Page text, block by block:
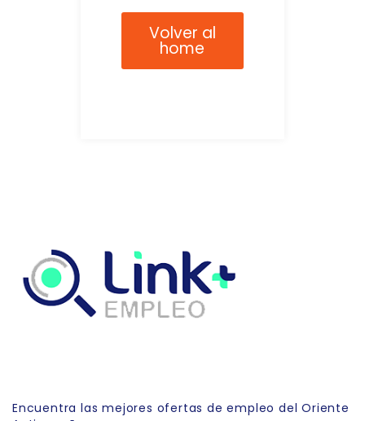
Volver al
home
Encuentra las mejores ofertas de empleo del Oriente